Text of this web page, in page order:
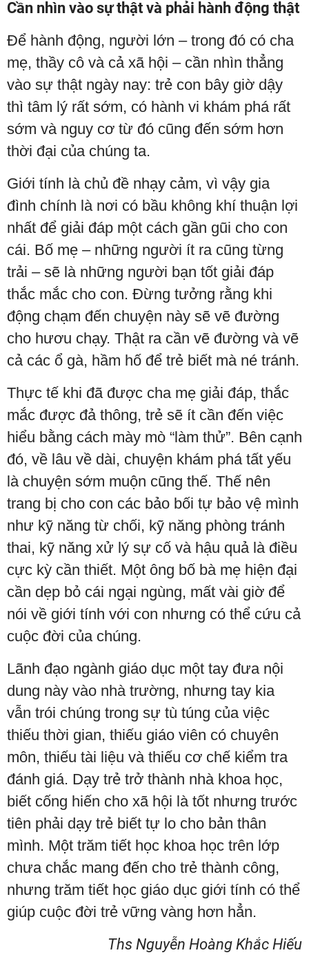
Cần nhìn vào sự thật và phải hành động thật
Để hành động, người lớn – trong đó có cha
mẹ, thầy cô và cả xã hội – cần nhìn thẳng
vào sự thật ngày nay: trẻ con bây giờ dậy
thì tâm lý rất sớm, có hành vi khám phá rất
sớm và nguy cơ từ đó cũng đến sớm hơn
thời đại của chúng ta.
Giới tính là chủ đề nhạy cảm, vì vậy gia
đình chính là nơi có bầu không khí thuận lợi
nhất để giải đáp một cách gần gũi cho con
cái. Bố mẹ – những người ít ra cũng từng
trải – sẽ là những người bạn tốt giải đáp
thắc mắc cho con. Đừng tưởng rằng khi
động chạm đến chuyện này sẽ vẽ đường
cho hươu chạy. Thật ra cần vẽ đường và vẽ
cả các ổ gà, hầm hố để trẻ biết mà né tránh.
Thực tế khi đã được cha mẹ giải đáp, thắc
mắc được đả thông, trẻ sẽ ít cần đến việc
hiểu bằng cách mày mò “làm thử”. Bên cạnh
đó, về lâu về dài, chuyện khám phá tất yếu
là chuyện sớm muộn cũng thế. Thế nên
trang bị cho con các bảo bối tự bảo vệ mình
như kỹ năng từ chối, kỹ năng phòng tránh
thai, kỹ năng xử lý sự cố và hậu quả là điều
cực kỳ cần thiết. Một ông bố bà mẹ hiện đại
cần dẹp bỏ cái ngại ngùng, mất vài giờ để
nói về giới tính với con nhưng có thể cứu cả
cuộc đời của chúng.
Lãnh đạo ngành giáo dục một tay đưa nội
dung này vào nhà trường, nhưng tay kia
vẫn trói chúng trong sự tù túng của việc
thiếu thời gian, thiếu giáo viên có chuyên
môn, thiếu tài liệu và thiếu cơ chế kiểm tra
đánh giá. Dạy trẻ trở thành nhà khoa học,
biết cống hiến cho xã hội là tốt nhưng trước
tiên phải dạy trẻ biết tự lo cho bản thân
mình. Một trăm tiết học khoa học trên lớp
chưa chắc mang đến cho trẻ thành công,
nhưng trăm tiết học giáo dục giới tính có thể
giúp cuộc đời trẻ vững vàng hơn hẳn.
Ths Nguyễn Hoàng Khắc Hiếu